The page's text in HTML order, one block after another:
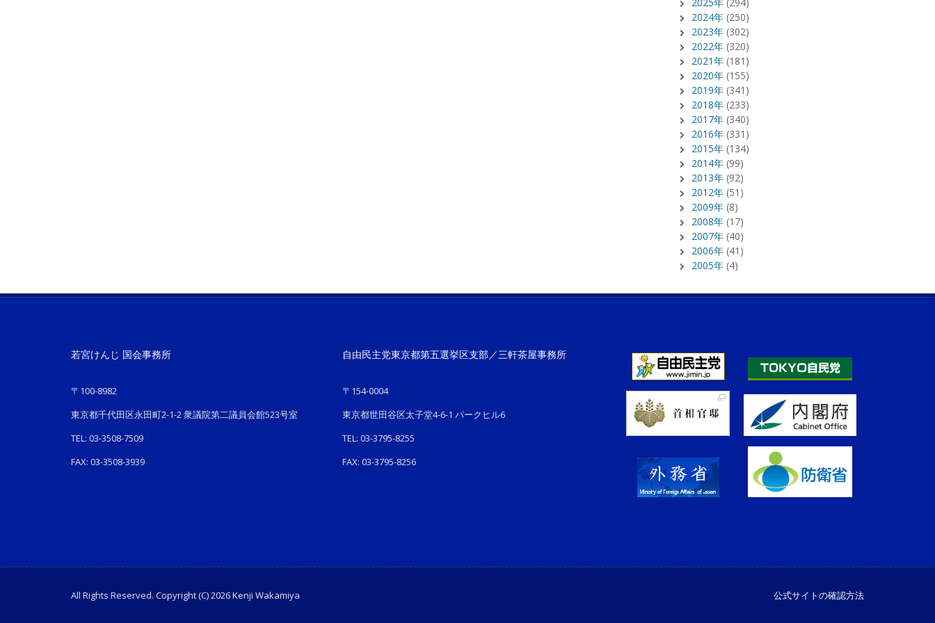
2024年 (250)
2023年 (302)
2022年 (320)
2021年 (181)
2020年 (155)
2019年 (341)
2018年 (233)
2017年 (340)
2016年 (331)
2015年 (134)
2014年 (99)
2013年 (92)
2012年 (51)
2009年 (8)
2008年 (17)
2007年 (40)
2006年 (41)
2005年 (4)
若宮けんじ 国会事務所
〒100-8982
東京都千代田区永田町2-1-2 衆議院第二議員会館523号室
TEL: 03-3508-7509
FAX: 03-3508-3939
自由民主党東京都第五選挙区支部／三軒茶屋事務所
〒154-0004
東京都世田谷区太子堂4-6-1 パークヒル6
TEL: 03-3795-8255
FAX: 03-3795-8256
All Rights Reserved. Copyright (C) 2026 Kenji Wakamiya 公式サイトの確認方法